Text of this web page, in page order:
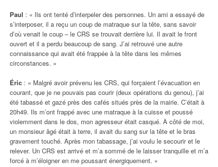
Paul : « Ils ont tenté d’interpeler des personnes. Un ami a essayé de
s’interposer, il a reçu un coup de matraque sur la tête, sans savoir
d’où venait le coup – le CRS se trouvait derrière lui. Il avait le front
ouvert et il a perdu beaucoup de sang. J’ai retrouvé une autre
connaissance qui avait été frappée à la tête dans les mêmes
circonstances. »
Éric : « Malgré avoir prévenu les CRS, qui forçaient l’évacuation en
courant, que je ne pouvais pas courir (deux opérations du genou), j’ai
été tabassé et gazé près des cafés situés près de la mairie. C’était à
20h49. Ils m’ont frappé avec une matraque à la cuisse et poussé
violemment dans le dos, mon agresseur était casqué. À côté de moi,
un monsieur âgé était à terre, il avait du sang sur la tête et le bras
gravement touché. Après mon tabassage, j’ai voulu le secourir et le
relever. Un CRS est arrivé et m’a sommé de le laisser tranquille et m’a
forcé à m’éloigner en me poussant énergiquement. »